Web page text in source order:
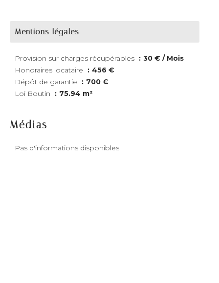
Mentions légales
Provision sur charges récupérables
30 € / Mois
Honoraires locataire
456 €
Dépôt de garantie
700 €
Loi Boutin
75.94 m²
Médias
Pas d'informations disponibles